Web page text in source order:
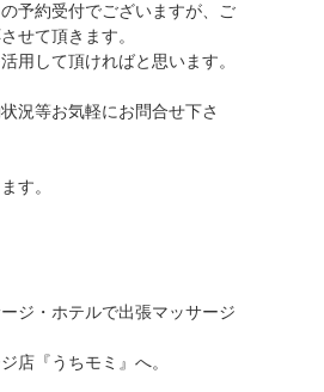
予約受付でございますが、ご
せて頂きます。
用して頂ければと思います。
況等お気軽にお問合せ下さ
す。
ジ・ホテルで出張マッサージ
店『うちモミ』へ。